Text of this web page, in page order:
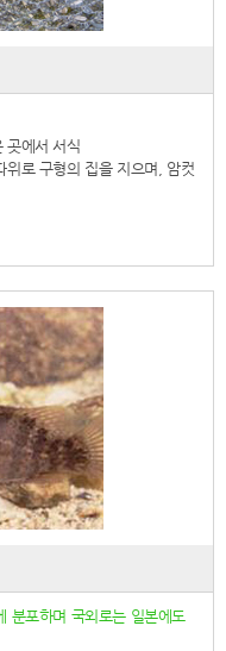
곳에서 서식
로 구형의 집을 지으며, 암컷
분포하며 국외로는 일본에도